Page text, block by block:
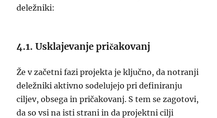
deležniki:
4.1. Usklajevanje pričakovanj
Že v začetni fazi projekta je ključno, da notranji
deležniki aktivno sodelujejo pri definiranju
ciljev, obsega in pričakovanj. S tem se zagotovi,
da so vsi na isti strani in da projektni cilji